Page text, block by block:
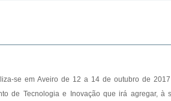
se em Aveiro de 12 a 14 de outubro de
de Tecnologia e Inovação que irá agregar, à